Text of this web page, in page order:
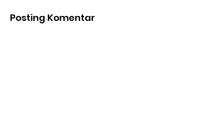
Posting Komentar